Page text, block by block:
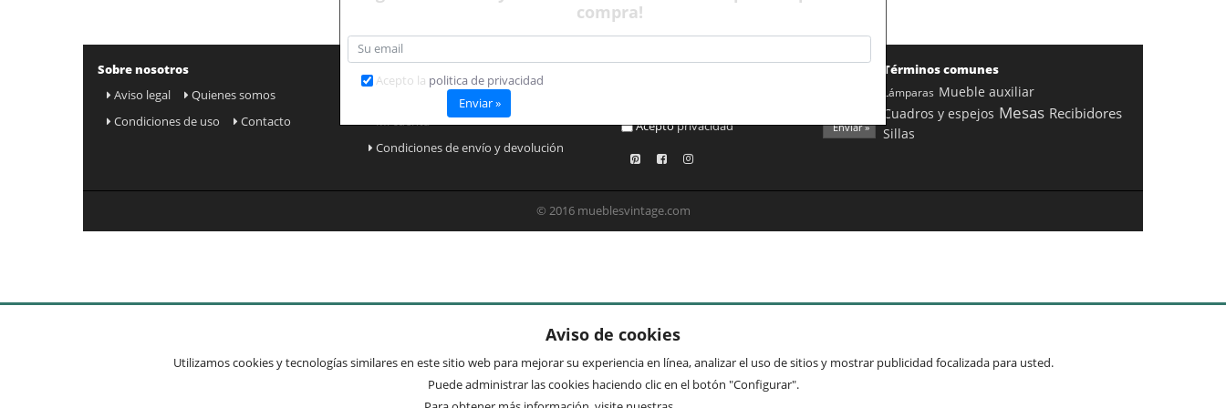
Sobre nosotros
Aviso legal
Quienes somos
Condiciones de uso
Contacto
Preguntas frecuentes
Mi cuenta
Condiciones de envío y devolución
Aceptoprivacidad Enviar »
Términos comunes
Lámparas Mueble auxiliar
Cuadros y espejos Mesas Recibidores
Sillas
© 2016 mueblesvintage.com
compra!
Acepto la politica de privacidad
Enviar »
Aviso de cookies
Utilizamos cookies y tecnologías similares en este sitio web para mejorar su experiencia en línea, analizar el uso de sitios y mostrar publicidad focalizada para usted.
Puede administrar las cookies haciendo clic en el botón "Configurar".